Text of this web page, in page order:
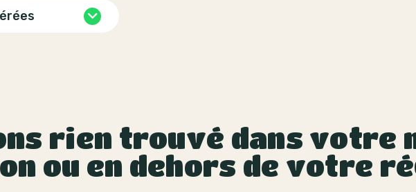
rien trouvé dans votre
ou en dehors de votre